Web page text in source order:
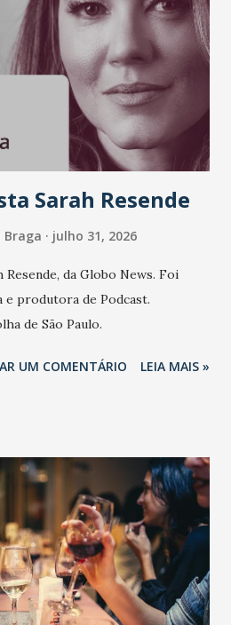
Sarah Resende
Braga julho 31, 2026
da Globo News. Foi
produtora de Podcast.
de São Paulo.
UM COMENTÁRIO LEIA MAIS »